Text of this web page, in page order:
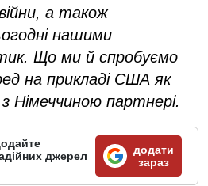
війни, а також
нашими
Що ми й спробуємо
на прикладі США як
Німеччиною партнері.
джерел
додати
зараз